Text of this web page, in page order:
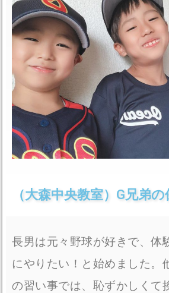
（大森中央教室）G兄弟
長男は元々野球が好きで、体
にやりたい！と始めました。
の習い事では、恥ずかしくて